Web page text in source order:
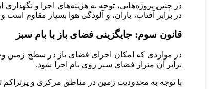
در چنین پروژه‌هایی، توجه به هزینه‌های اجرا و
در برابر آفتاب، باران، و آلودگی هوا بسیار مقاوم
قانون سوم: جایگزینی فضای باز با بام سبز
برابر آن متراژ فضای سبز روی بام اجرا شود.
با توجه به محدودیت زمین در مناطق مرکزی و